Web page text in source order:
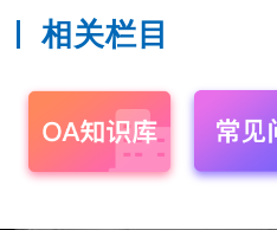
相关栏目